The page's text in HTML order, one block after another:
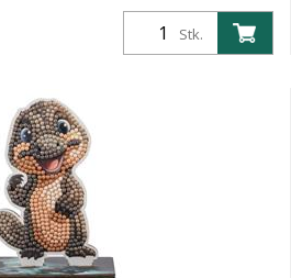
Entdecke die brandneue
Kollektion – eine faszin...Stk.